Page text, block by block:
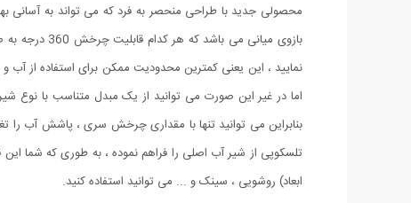
تلسکوپی از شیر آب اصلی را فراهم نموده ، به طوری که شما
ابعاد) روشویی ، سینک و ... می توانید استفاده کنید.